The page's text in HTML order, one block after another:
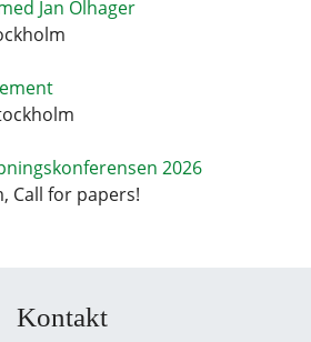
Jan Olhager
2026
Call for papers!
Kontakt